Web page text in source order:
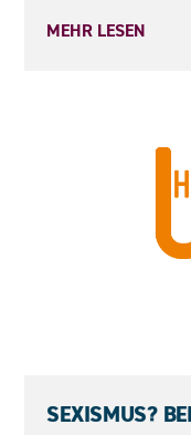
MEHR LESEN
SEXISMUS?